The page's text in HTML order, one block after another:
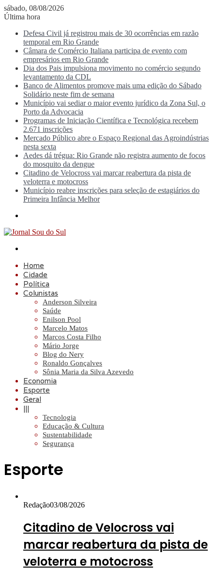
sábado, 08/08/2026
Última hora
Defesa Civil já registrou mais de 30 ocorrências em razão
temporal em Rio Grande
Câmara de Comércio Italiana participa de evento com
empresários em Rio Grande
Dia dos Pais impulsiona movimento no comércio segundo
levantamento da CDL
Banco de Alimentos promove mais uma edição do Sábado
Solidário neste fim de semana
Município vai sediar o maior evento jurídico da Zona Sul, o
Porto da Advocacia
Programas de Iniciação Científica e Tecnológica recebem
2.671 inscrições
Mercado Público abre o Espaço Regional das Agroindústrias
nesta sexta
Aedes dá trégua: Rio Grande não registra aumento de focos
do mosquito da dengue
Citadino de Velocross vai marcar reabertura da pista de
veloterra e motocross
Município reabre inscrições para seleção de estagiários do
Primeira Infância Melhor
Home
Cidade
Política
Colunistas
Anderson Silveira
Saúde
Enilson Pool
Marcelo Matos
Marcos Costa Filho
Mário Jorge
Blog do Nery
Ronaldo Gonçalves
Sônia Maria da Silva Azevedo
Economia
Esporte
Geral
|||
Tecnologia
Educação & Cultura
Sustentabilidade
Segurança
Esporte
Redação03/08/2026
Citadino de Velocross vai
marcar reabertura da pista de
veloterra e motocross